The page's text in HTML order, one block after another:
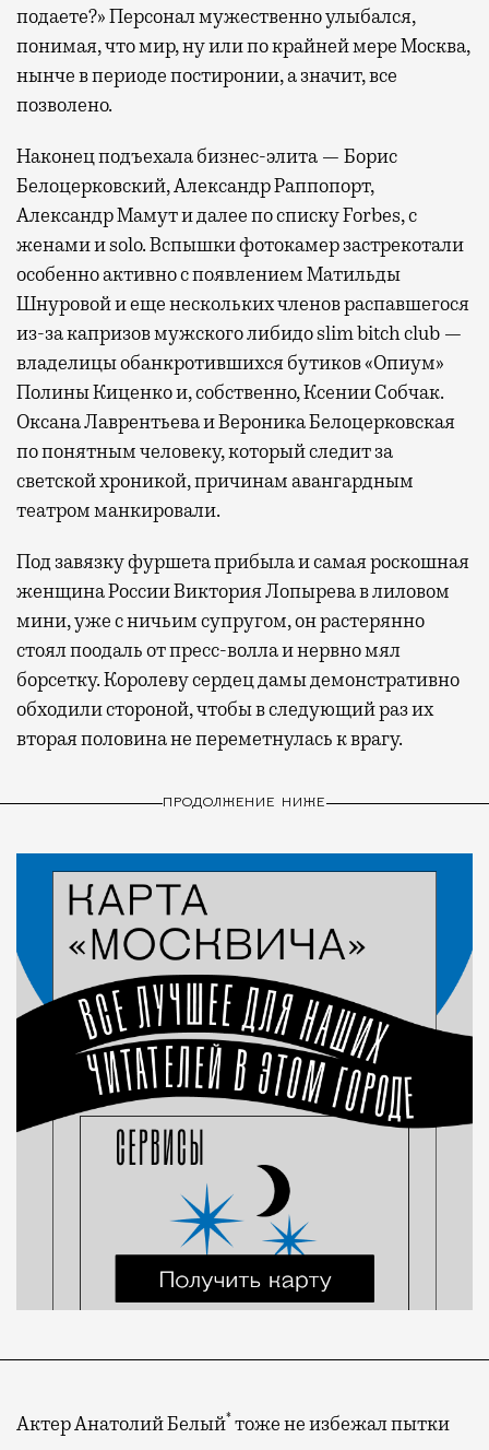
подаете?» Персонал мужественно улыбался,
понимая, что мир, ну или по крайней мере Москва,
нынче в периоде постиронии, а значит, все
позволено.
Наконец подъехала бизнес-элита — Борис
Белоцерковский, Александр Раппопорт,
Александр Мамут и далее по списку Forbes, с
женами и solo. Вспышки фотокамер застрекотали
особенно активно с появлением Матильды
Шнуровой и еще нескольких членов распавшегося
из-за капризов мужского либидо slim bitch club —
владелицы обанкротившихся бутиков «Опиум»
Полины Киценко и, собственно, Ксении Собчак.
Оксана Лаврентьева и Вероника Белоцерковская
по понятным человеку, который следит за
светской хроникой, причинам авангардным
театром манкировали.
Под завязку фуршета прибыла и самая роскошная
женщина России Виктория Лопырева в лиловом
мини, уже с ничьим супругом, он растерянно
стоял поодаль от пресс-волла и нервно мял
борсетку. Королеву сердец дамы демонстративно
обходили стороной, чтобы в следующий раз их
вторая половина не переметнулась к врагу.
ПРОДОЛЖЕНИЕ НИЖЕ
Актер Анатолий Белый*тоже не избежал пытки